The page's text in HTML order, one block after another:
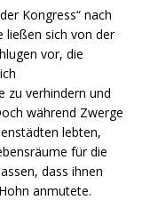
Kongress“ nach
ließen sich von der
vor, die
zu verhindern und
während Zwerge
lebten,
für die
dass ihnen
anmutete.